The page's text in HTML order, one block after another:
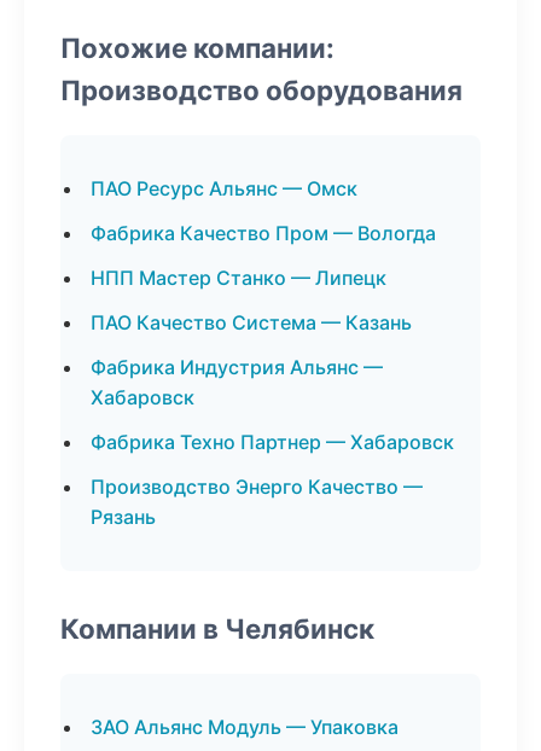
Похожие компании:
Производство оборудования
ПАО Ресурс Альянс — Омск
Фабрика Качество Пром — Вологда
НПП Мастер Станко — Липецк
ПАО Качество Система — Казань
Фабрика Индустрия Альянс —
Хабаровск
Фабрика Техно Партнер — Хабаровск
Производство Энерго Качество —
Рязань
Компании в Челябинск
ЗАО Альянс Модуль — Упаковка